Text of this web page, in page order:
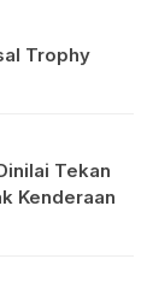
Trophy
Tekan
Kenderaan